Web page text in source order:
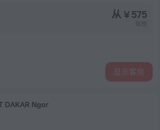
从 ¥ 575
显示客房
DAKAR Ngor